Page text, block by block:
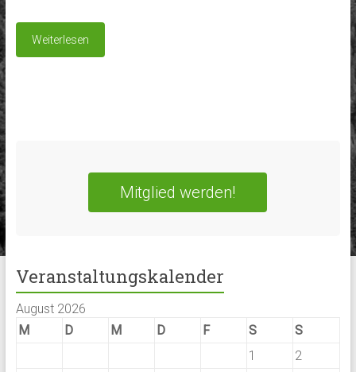
Weiterlesen
Mitglied werden!
Veranstaltungskalender
August 2026
M
D M D F S
S
1
2